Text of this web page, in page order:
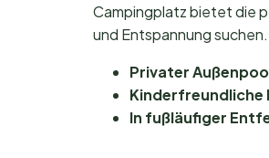
Campingplatz bietet die
und Entspannung suchen.
Privater
Kinderfreundliche
In fußläufiger